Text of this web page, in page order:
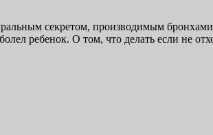
секретом, производимым
ребенок. О том, что делать если не